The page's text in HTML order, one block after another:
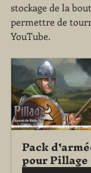
stockage de la
permettre de
YouTube.
Pack
pour